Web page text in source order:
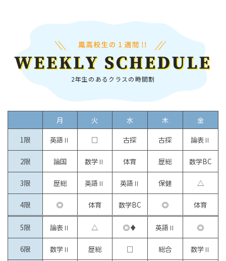
2年生のあるクラスの時間割
月 火 水 木
金
1限
英語Ⅱ □ 古探 古探 論表Ⅱ
2限 論国 数学Ⅱ 体育 歴総 数学BC
3限 歴総 英語Ⅱ 英語Ⅱ 保健 △
4限 ◎ 体育 数学BC ◎ 体育
5限 論表Ⅱ △ ◎♦ 英語Ⅱ ◎
6限 数学Ⅱ 歴総 □ 総合 数学Ⅱ